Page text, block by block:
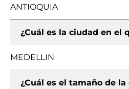
ANTIOQUIA
¿Cuál es la ciudad en el
MEDELLIN
¿Cuál es el tamaño de la